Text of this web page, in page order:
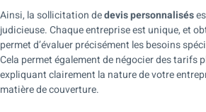
Ainsi, la sollicitation dedevis personnalisés
judicieuse. Chaque entreprise est unique, et
permet d’évaluer précisément les besoins
Cela permet également de négocier des tarifs
expliquant clairement la nature de votre
matière de couverture.